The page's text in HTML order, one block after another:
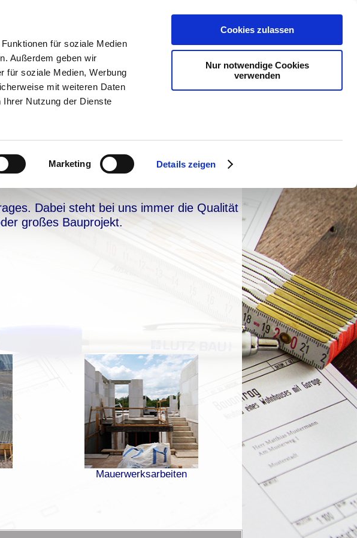
für soziale Medien
Außerdem geben wir
für soziale Medien, Werbung
mit weiteren Daten
Nutzung der Dienste
Marketing Details zeigen
Cookies zulassen
Nur notwendige Cookies
verwenden
Unser Team
Kontakt
Dabei steht bei uns immer die Qualität
großes Bauprojekt.
Mauerwerksarbeiten